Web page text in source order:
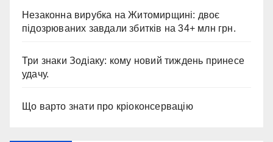
Незаконна вирубка на Житомирщині: двоє
підозрюваних завдали збитків на 34+ млн грн.
Три знаки Зодіаку: кому новий тиждень принесе
удачу.
Що варто знати про кріоконсервацію